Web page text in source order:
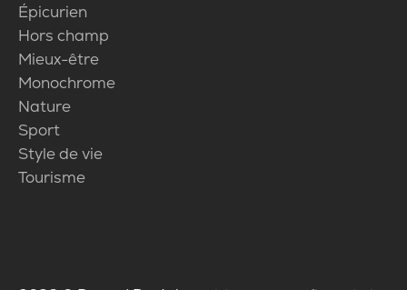
Épicurien
Hors champ
Mieux-être
Monochrome
Nature
Sport
Style de vie
Tourisme